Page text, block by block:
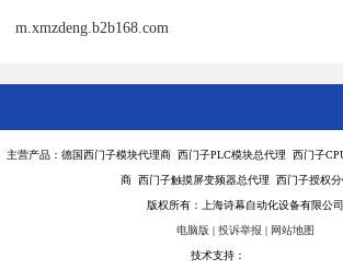
m.xmzdeng.b2b168.com
主营产品：德国西门子模块代理商 西门子PLC模块总代理 西门子
商 西门子触摸屏变频器总代理 西门子授权
版权所有：上海诗幕自动化设备有限公司
电脑版 | 投诉举报 | 网站地图
技术支持：